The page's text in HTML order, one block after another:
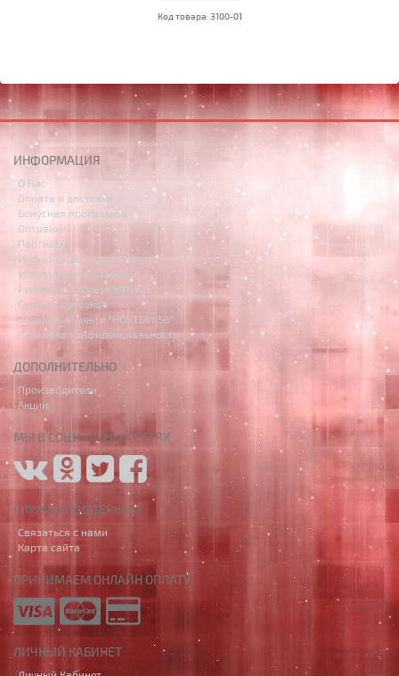
Код товара: 3100-01
ИНФОРМАЦИЯ
О Нас
Оплата и доставка
Бонусная программа
Оптовики
Партнёры
Информация о доставке
Услуги и цены в Пензе
Ремонт ноутбуков в Пензе
Скупка ноутбуков
Сервисный центр "НОУТБУК58"
Политика конфиденциальности
ДОПОЛНИТЕЛЬНО
Производители
Акции
МЫ В СОЦИАЛЬНЫХ СЕТЯХ
СЛУЖБА ПОДДЕРЖКИ
Связаться с нами
Карта сайта
ПРИНИМАЕМ ОНЛАЙН ОПЛАТУ
ЛИЧНЫЙ КАБИНЕТ